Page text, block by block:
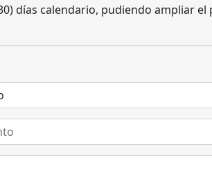
días calendario, pudiendo ampliar